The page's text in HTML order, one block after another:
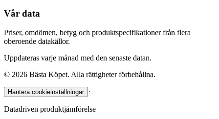
Vår data
Priser, omdömen, betyg och produktspecifikationer från flera
oberoende datakällor.
Uppdateras varje månad med den senaste datan.
© 2026 Bästa Köpet. Alla rättigheter förbehållna.
Hantera cookieinställningar ·
Datadriven produktjämförelse